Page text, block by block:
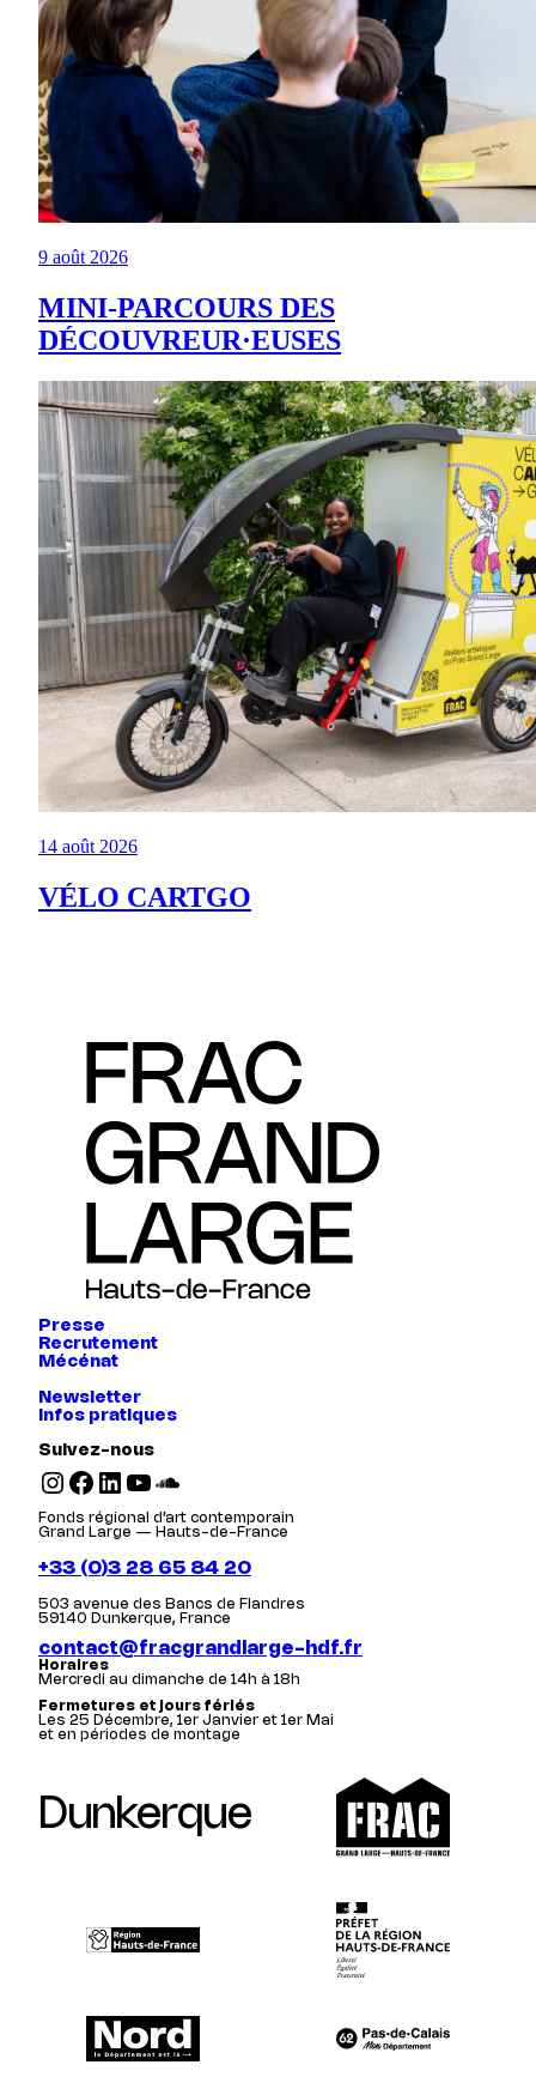
9 août 2026
MINI-PARCOURS DES
DÉCOUVREUR·EUSES
14 août 2026
VÉLO CARTGO
Presse
Recrutement
Mécénat
Newsletter
Infos pratiques
Suivez-nous
Instagram Facebook LinkedIn YouTube SoundCloud
Fonds régional d’art contemporain
Grand Large — Hauts-de-France
+33 (0)3 28 65 84 20
503 avenue des Bancs de Flandres
59140 Dunkerque, France
contact@fracgrandlarge-hdf.fr
Horaires
Mercredi au dimanche de 14h à 18h
Fermetures et jours fériés
Les 25 Décembre, 1er Janvier et 1er Mai
et en périodes de montage
Dunkerque